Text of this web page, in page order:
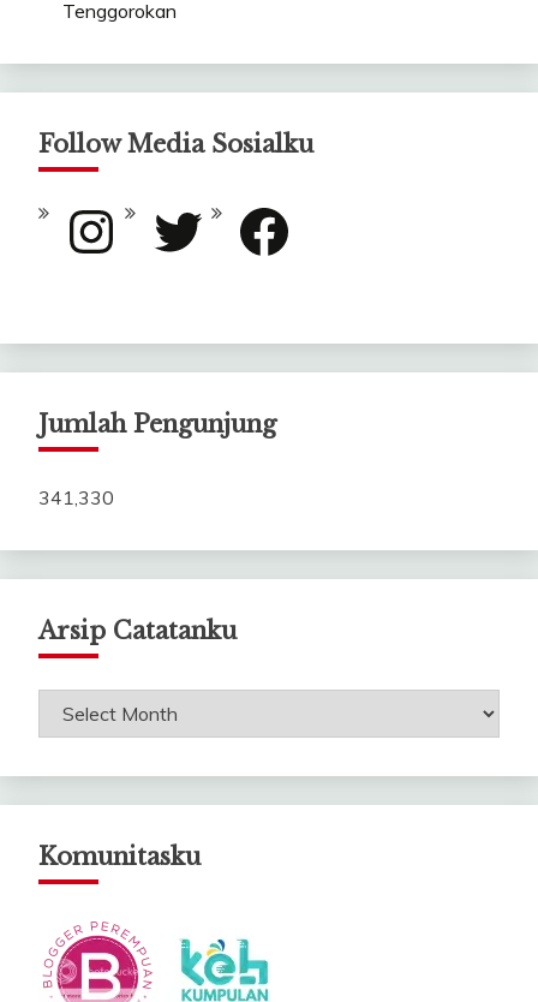
Tenggorokan
Follow Media Sosialku
Instagram Twitter Facebook
Jumlah Pengunjung
341,330
Arsip Catatanku
Arsip
Komunitasku